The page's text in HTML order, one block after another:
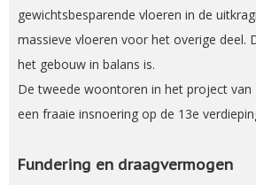
gewichtsbesparende vloeren in de
massieve vloeren voor het overige deel.
het gebouw in balans is.
De tweede woontoren in het project
een fraaie insnoering op de 13e
Fundering en draagvermogen